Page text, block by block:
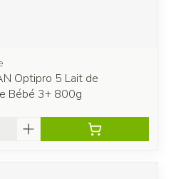
Optipro 5 Lait de
Bébé 3+ 800g